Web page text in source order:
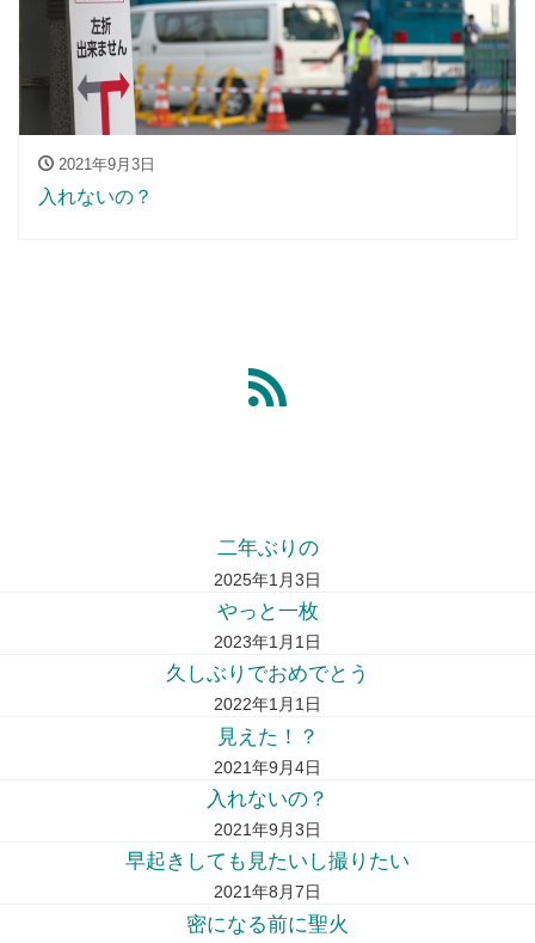
2021年9月3日
入れないの？
二年ぶりの
2025年1月3日
やっと一枚
2023年1月1日
久しぶりでおめでとう
2022年1月1日
見えた！？
2021年9月4日
入れないの？
2021年9月3日
早起きしても見たいし撮りたい
2021年8月7日
密になる前に聖火